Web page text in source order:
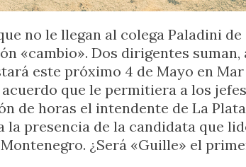
no le llegan al colega Paladini
«cambio». Dos dirigentes
este próximo 4 de Mayo en
que le permitiera a los
de horas el intendente de La
presencia de la candidata que
¿Será «Guille» el